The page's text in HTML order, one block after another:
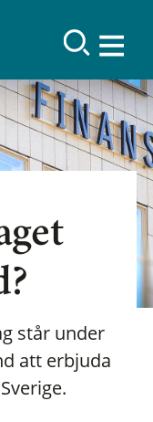
står under
att erbjuda